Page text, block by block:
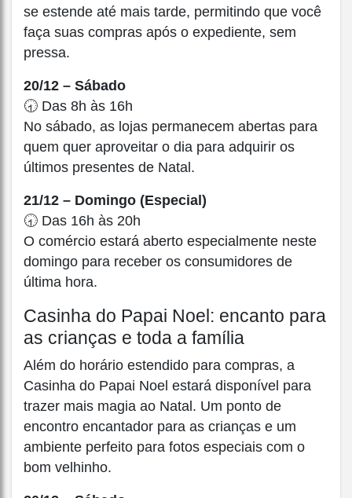
se estende até mais tarde, permitindo que você
faça suas compras após o expediente, sem
pressa.
20/12 – Sábado
🕣 Das 8h às 16h
No sábado, as lojas permanecem abertas para
quem quer aproveitar o dia para adquirir os
últimos presentes de Natal.
21/12 – Domingo (Especial)
🕣 Das 16h às 20h
O comércio estará aberto especialmente neste
domingo para receber os consumidores de
última hora.
Casinha do Papai Noel: encanto para
as crianças e toda a família
Além do horário estendido para compras, a
Casinha do Papai Noel estará disponível para
trazer mais magia ao Natal. Um ponto de
encontro encantador para as crianças e um
ambiente perfeito para fotos especiais com o
bom velhinho.